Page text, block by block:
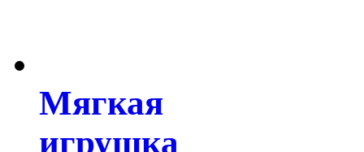
Мягкая
игрушка